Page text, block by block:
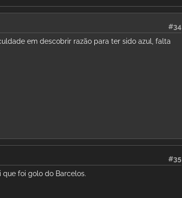
#34
em descobrir razão para ter sido azul, falta
#35
que foi golo do Barcelos.